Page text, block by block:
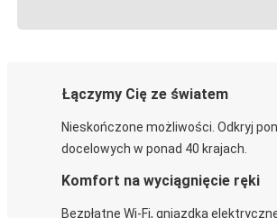
Łączymy Cię ze światem
Nieskończone możliwości. Odkryj
docelowych w ponad 40 krajach.
Komfort na wyciągnięcie ręki
Bezpłatne Wi-Fi, gniazdka